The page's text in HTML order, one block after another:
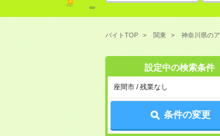
バイトTOP 関東 神奈川県の
設定中の検索条件
座間市 / 残業なし
条件の変更